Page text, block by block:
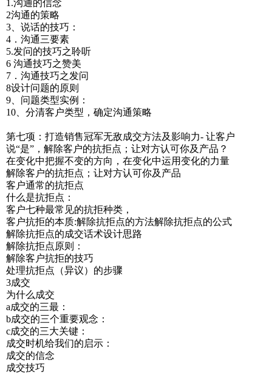
1.沟通的信念
2沟通的策略
3、说话的技巧：
4．沟通三要素
5.发问的技巧之聆听
6 沟通技巧之赞美
7．沟通技巧之发问
8设计问题的原则
9、问题类型实例：
10、分清客户类型，确定沟通策略
第七项：打造销售冠军无敌成交方法及影响力- 让客户
说“是”，解除客户的抗拒点；让对方认可你及产品？
在变化中把握不变的方向，在变化中运用变化的力量
解除客户的抗拒点；让对方认可你及产品
客户通常的抗拒点
什么是抗拒点：
客户七种最常见的抗拒种类，
客户抗拒的本质:解除抗拒点的方法解除抗拒点的公式
解除抗拒点的成交话术设计思路
解除抗拒点原则：
解除客户抗拒的技巧
处理抗拒点（异议）的步骤
3成交
为什么成交
a成交的三最：
b成交的三个重要观念：
c成交的三大关键：
成交时机给我们的启示：
成交的信念
成交技巧